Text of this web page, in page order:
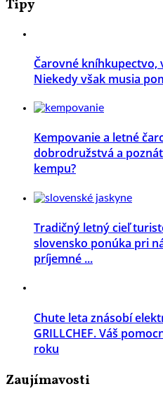
Tipy
Čarovné
Niekedy však musia
Kempovanie a letné
dobrodružstvá a
kempu?
Tradičný letný cieľ
slovensko ponúka pri
príjemné ...
Chute leta znásobí
GRILLCHEF. Váš
roku
Zaujímavosti